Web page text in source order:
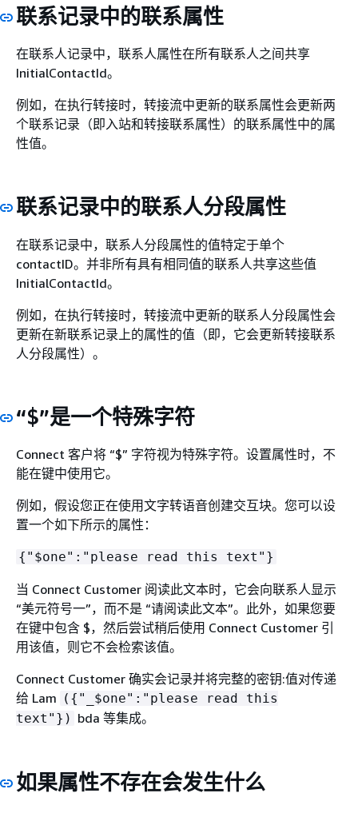
联系记录中的联系属性
在联系人记录中，联系人属性在所有联系人之间共享
InitialContactId。
例如，在执行转接时，转接流中更新的联系属性会更新两
个联系记录（即入站和转接联系属性）的联系属性中的属
性值。
联系记录中的联系人分段属性
在联系记录中，联系人分段属性的值特定于单个
contactID。并非所有具有相同值的联系人共享这些值
InitialContactId。
例如，在执行转接时，转接流中更新的联系人分段属性会
更新在新联系记录上的属性的值（即，它会更新转接联系
人分段属性）。
“$”是一个特殊字符
Connect 客户将 “$” 字符视为特殊字符。设置属性时，不
能在键中使用它。
例如，假设您正在使用文字转语音创建交互块。您可以设
置一个如下所示的属性：
{ "$one":"please read this text"}
当 Connect Customer 阅读此文本时，它会向联系人显示
“美元符号一”，而不是 “请阅读此文本”。此外，如果您要
在键中包含 $，然后尝试稍后使用 Connect Customer 引
用该值，则它不会检索该值。
Connect Customer 确实会记录并将完整的密钥:值对传递
给 Lam ( { "_$one":"please read this
text"}) bda 等集成。
如果属性不存在会发生什么